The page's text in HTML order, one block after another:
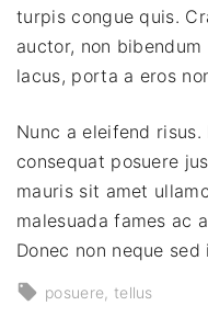
turpis congue quis.
auctor, non
lacus, porta a eros
Nunc a eleifend
consequat posuere
mauris sit amet
malesuada fames ac
Donec non neque
posuere tellus